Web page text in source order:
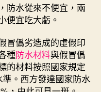
防水從來不便宜，兩
便宜吃大虧。
冒僞劣造成的虛假印
種防水材料與假冒僞
的材料按照國家規定
。西方發達國家防水